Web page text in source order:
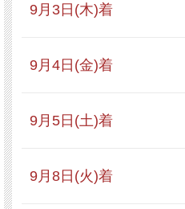
※2セットご注文
ただいております。
9月3日(木)着
9月4日(金)着
9月5日(土)着
9月8日(火)着